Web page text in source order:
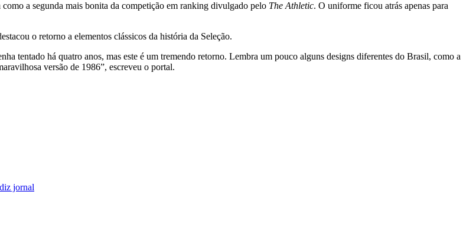
a segunda mais bonita da competição em ranking divulgado pelo The Athletic. O uniforme ficou atrás apenas para
o retorno a elementos clássicos da história da Seleção.
tentado há quatro anos, mas este é um tremendo retorno. Lembra um pouco alguns designs diferentes do Brasil, como a
versão de 1986”, escreveu o portal.
jornal